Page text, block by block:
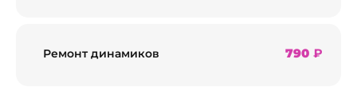
Ремонт динамиков 790 ₽